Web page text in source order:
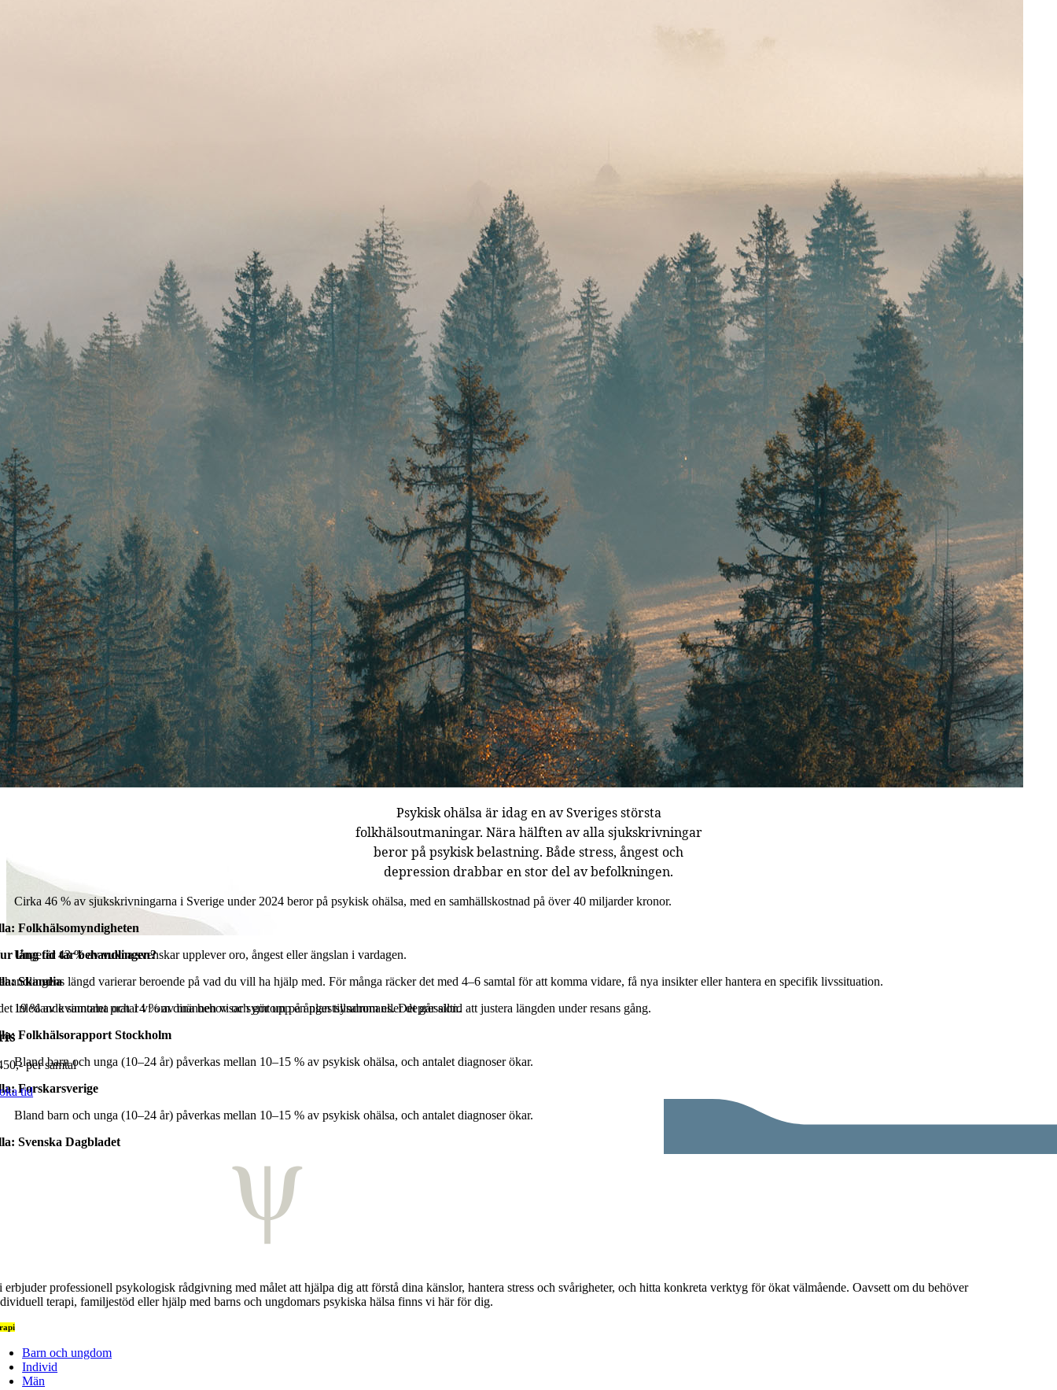
Psykisk ohälsa är idag en av Sveriges största
folkhälsoutmaningar. Nära hälften av alla sjukskrivningar
beror på psykisk belastning. Både stress, ångest och
depression drabbar en stor del av befolkningen.
Cirka 46 % av sjukskrivningarna i Sverige under 2024 beror på psykisk ohälsa, med en samhällskostnad på över 40 miljarder kronor.
Folkhälsomyndigheten
Ungefär 43 % av vuxna svenskar upplever oro, ångest eller ängslan i vardagen.
Skandia
19 % av kvinnorna och 14 % av männen visar symtom på ångestsyndrom eller depression.
Folkhälsorapport Stockholm
Bland barn och unga (10–24 år) påverkas mellan 10–15 % av psykisk ohälsa, och antalet diagnoser ökar.
Forskarsverige
Bland barn och unga (10–24 år) påverkas mellan 10–15 % av psykisk ohälsa, och antalet diagnoser ökar.
Svenska Dagbladet
lång tid tar behandlingen?
längd varierar beroende på vad du vill ha hjälp med. För många räcker det med 4–6 samtal för att komma vidare, få nya insikter eller hantera en specifik livssituation.
inledande samtalet pratar vi om dina behov och gör upp en plan tillsammans. Det går alltid att justera längden under resans gång.
per samtal
tid
erbjuder professionell psykologisk rådgivning med målet att hjälpa dig att förstå dina känslor, hantera stress och svårigheter, och hitta konkreta verktyg för ökat välmående. Oavsett om du behöver
terapi, familjestöd eller hjälp med barns och ungdomars psykiska hälsa finns vi här för dig.
Barn och ungdom
Individ
Män